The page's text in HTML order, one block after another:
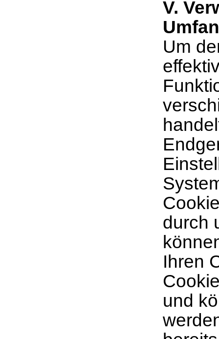
V.
Um
durch
Ihren
und